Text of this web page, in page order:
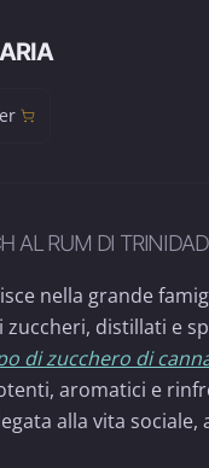
AL RUM DI TRINIDAD
nella grande
distillati e
di zucchero di
aromatici e
alla vita